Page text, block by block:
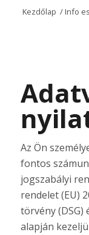
Kezdőlap / Info
Az Ön
fontos
jogszabályi
rendelet (EU)
törvény (DSG)
alapján